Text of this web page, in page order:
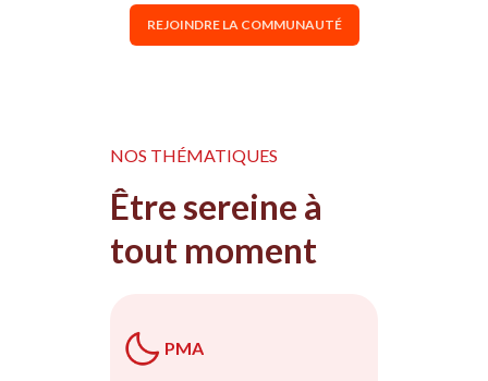
REJOINDRE LA COMMUNAUTÉ
NOS THÉMATIQUES
Être sereine à
tout moment
PMA